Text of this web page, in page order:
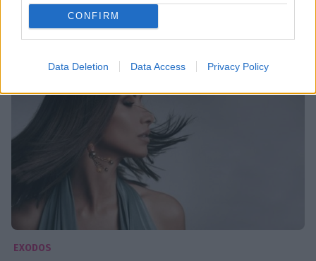
CONFIRM
Data Deletion Data Access Privacy Policy
@08-09-2025
EXODOS